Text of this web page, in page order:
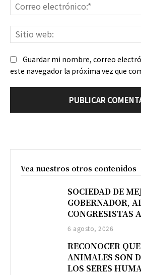
Guardar mi nombre, correo
este navegador la próxima vez que
Vea nuestros otros contenidos
SOCIEDAD DE
GOBERNADOR,
CONGRESISTAS
6 agosto, 2026
RECONOCER
ANIMALES SON
LOS SERES